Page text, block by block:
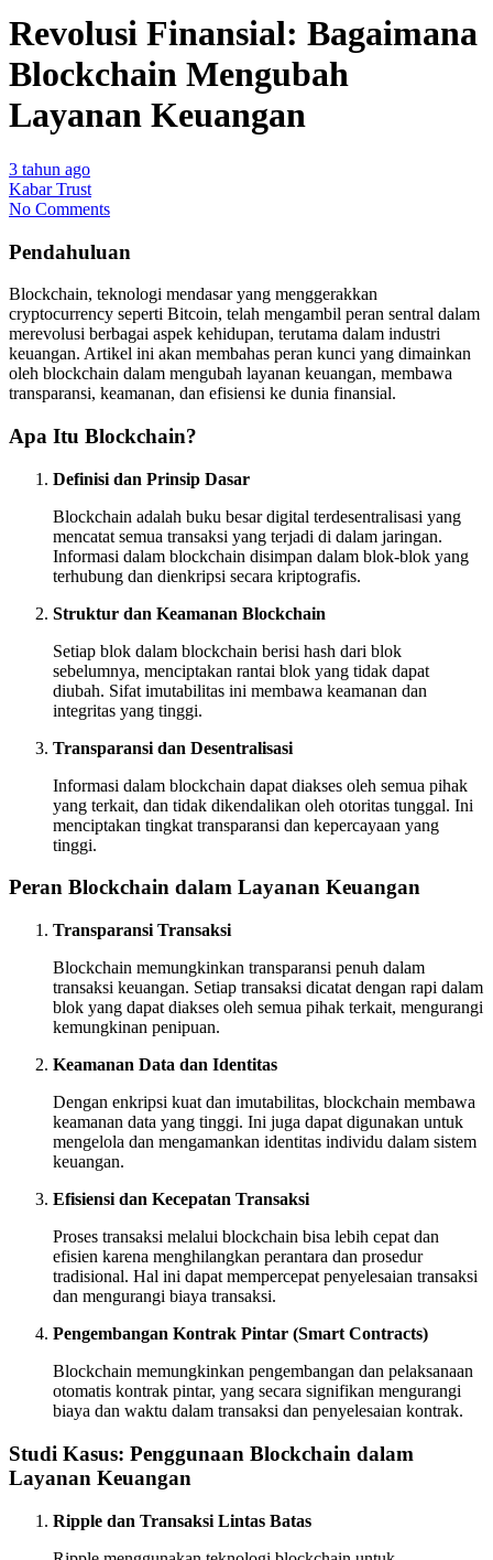
Revolusi Finansial: Bagaimana
Blockchain Mengubah
Layanan Keuangan
3 tahun ago
Kabar Trust
No Comments
Pendahuluan
Blockchain, teknologi mendasar yang menggerakkan
cryptocurrency seperti Bitcoin, telah mengambil peran sentral dalam
merevolusi berbagai aspek kehidupan, terutama dalam industri
keuangan. Artikel ini akan membahas peran kunci yang dimainkan
oleh blockchain dalam mengubah layanan keuangan, membawa
transparansi, keamanan, dan efisiensi ke dunia finansial.
Apa Itu Blockchain?
Definisi dan Prinsip Dasar
Blockchain adalah buku besar digital terdesentralisasi yang
mencatat semua transaksi yang terjadi di dalam jaringan.
Informasi dalam blockchain disimpan dalam blok-blok yang
terhubung dan dienkripsi secara kriptografis.
Struktur dan Keamanan Blockchain
Setiap blok dalam blockchain berisi hash dari blok
sebelumnya, menciptakan rantai blok yang tidak dapat
diubah. Sifat imutabilitas ini membawa keamanan dan
integritas yang tinggi.
Transparansi dan Desentralisasi
Informasi dalam blockchain dapat diakses oleh semua pihak
yang terkait, dan tidak dikendalikan oleh otoritas tunggal. Ini
menciptakan tingkat transparansi dan kepercayaan yang
tinggi.
Peran Blockchain dalam Layanan Keuangan
Transparansi Transaksi
Blockchain memungkinkan transparansi penuh dalam
transaksi keuangan. Setiap transaksi dicatat dengan rapi dalam
blok yang dapat diakses oleh semua pihak terkait, mengurangi
kemungkinan penipuan.
Keamanan Data dan Identitas
Dengan enkripsi kuat dan imutabilitas, blockchain membawa
keamanan data yang tinggi. Ini juga dapat digunakan untuk
mengelola dan mengamankan identitas individu dalam sistem
keuangan.
Efisiensi dan Kecepatan Transaksi
Proses transaksi melalui blockchain bisa lebih cepat dan
efisien karena menghilangkan perantara dan prosedur
tradisional. Hal ini dapat mempercepat penyelesaian transaksi
dan mengurangi biaya transaksi.
Pengembangan Kontrak Pintar (Smart Contracts)
Blockchain memungkinkan pengembangan dan pelaksanaan
otomatis kontrak pintar, yang secara signifikan mengurangi
biaya dan waktu dalam transaksi dan penyelesaian kontrak.
Studi Kasus: Penggunaan Blockchain dalam
Layanan Keuangan
Ripple dan Transaksi Lintas Batas